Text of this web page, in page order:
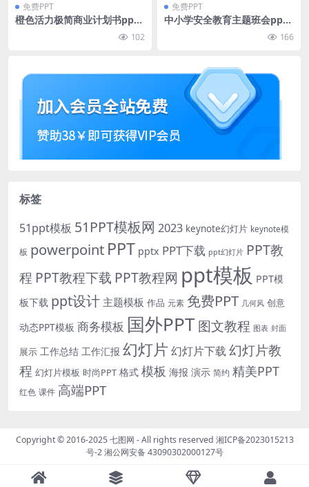
免费PPT
橙色活力极简商业计划书ppt
102
免费PPT
中小学安全教育主题班会ppt
166
标签
51ppt模板 51PPT模板网 2023 keynote幻灯片 keynote模
板 powerpoint PPT pptx PPT下载 ppt幻灯片 PPT教
程 PPT教程下载 PPT教程网 ppt模板 PPT模
板下载 ppt设计 主题模板 作品 元素 免费PPT 几何风 创意
动态PPT模板 商务模板 国外PPT图文教程 图表 封面
展示 工作总结 工作汇报 幻灯片 幻灯片下载 幻灯片教
程 幻灯片模板 时尚PPT 格式 模板 海报 演示 简约 精美PPT
红色 课件 高端PPT
Copyright © 2016-2025七图网 - All rights reserved 湘ICP备2023015213
号-2湘公网安备 43090302000127号